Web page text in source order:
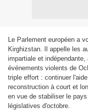
Le Parlement européen a
Kirghizstan. Il appelle les
impartiale et
événements violents de
triple effort : continuer
reconstruction à court et
en vue de stabiliser le
législatives d'octobre.